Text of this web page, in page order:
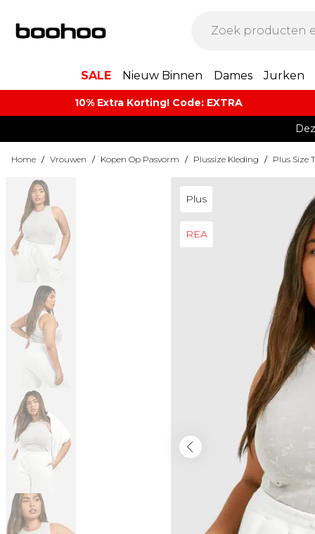
SALE Nieuw Binnen Dames Jurken
10% Extra Korting! Code: EXTRA​
Home / Vrouwen / Kopen Op Pasvorm / Plussize Kleding / Plus Size
Plus
REA